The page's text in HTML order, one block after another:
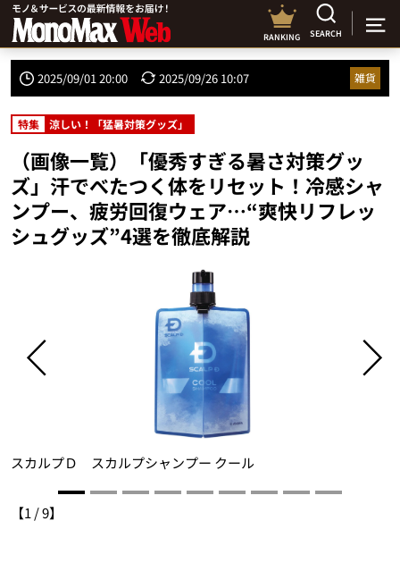
RANKING SEARCH
2025/09/01 20:00 2025/09/26 10:07 雑貨
特集 涼しい！「猛暑対策グッズ」
（画像一覧）「優秀すぎる暑さ対策グッ
ズ」汗でべたつく体をリセット！冷感シャ
ンプー、疲労回復ウェア…“爽快リフレッ
シュグッズ”4選を徹底解説
スカルプＤ スカルプシャンプー クール
【1 /9】